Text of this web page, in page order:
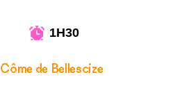
1H30
Côme de Bellescize